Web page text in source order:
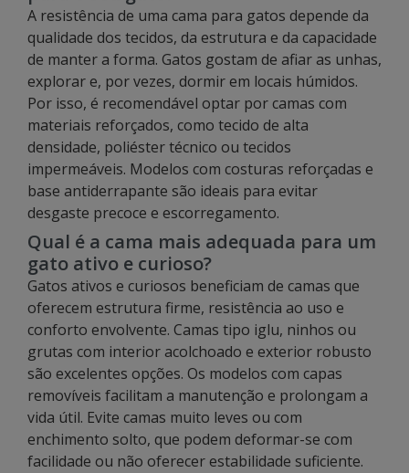
A resistência de uma cama para gatos depende da
qualidade dos tecidos, da estrutura e da capacidade
de manter a forma. Gatos gostam de afiar as unhas,
explorar e, por vezes, dormir em locais húmidos.
Por isso, é recomendável optar por camas com
materiais reforçados, como tecido de alta
densidade, poliéster técnico ou tecidos
impermeáveis. Modelos com costuras reforçadas e
base antiderrapante são ideais para evitar
desgaste precoce e escorregamento.
Qual é a cama mais adequada para um
gato ativo e curioso?
Gatos ativos e curiosos beneficiam de camas que
oferecem estrutura firme, resistência ao uso e
conforto envolvente. Camas tipo iglu, ninhos ou
grutas com interior acolchoado e exterior robusto
são excelentes opções. Os modelos com capas
removíveis facilitam a manutenção e prolongam a
vida útil. Evite camas muito leves ou com
enchimento solto, que podem deformar-se com
facilidade ou não oferecer estabilidade suficiente.